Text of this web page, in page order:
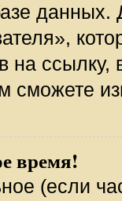
ссылку,
сможете
время!
(если